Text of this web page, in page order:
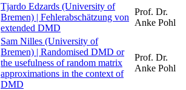
Tjardo Edzards (University of
Bremen) | Fehlerabschätzung von
extended DMD
Prof. Dr.
Anke Pohl
Sam Nilles (University of
Bremen) | Randomised DMD or
the usefulness of random matrix
approximations in the context of
DMD
Prof. Dr.
Anke Pohl